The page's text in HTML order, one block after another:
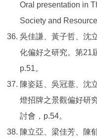
Oral presentation in
Society and
吳佳謙、黃子哲、沈
化偏好之研究。第21
p.51。
陳姿廷、吳冠薏、沈
燈招牌之景觀偏好研
討會，p.54。
陳立亞、梁佳芳、陳